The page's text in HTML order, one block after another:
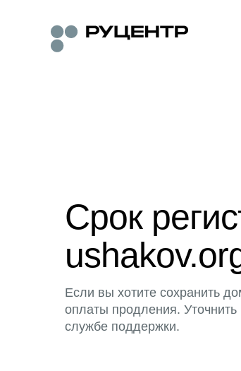
Срок
Если вы хотите сохранить
оплаты продления.
службе поддержки.